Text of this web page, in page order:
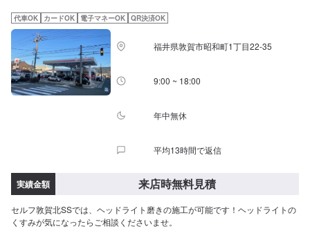
代車OK カードOK 電子マネーOK QR決済OK
福井県敦賀市昭和町1丁目22-35
9:00 ~ 18:00
年中無休
平均13時間で返信
実績金額 来店時無料見積
セルフ敦賀北SSでは、ヘッドライト磨きの施工が可能です！ヘッドライトの
くすみが気になったらご相談くださいませ。